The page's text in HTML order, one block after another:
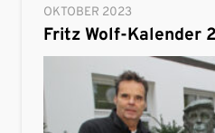
OKTOBER 2023
Fritz Wolf-Kalender